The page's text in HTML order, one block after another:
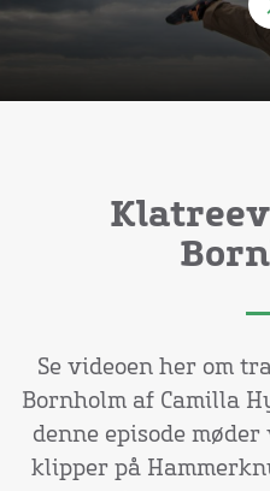
Se videoen her om
Bornholm af Camilla
denne episode
klipper på